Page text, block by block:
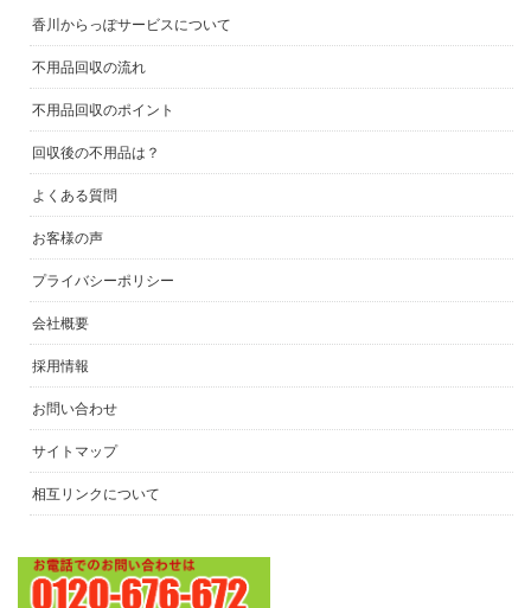
香川からっぽサービスについて
不用品回収の流れ
不用品回収のポイント
回収後の不用品は？
よくある質問
お客様の声
プライバシーポリシー
会社概要
採用情報
お問い合わせ
サイトマップ
相互リンクについて